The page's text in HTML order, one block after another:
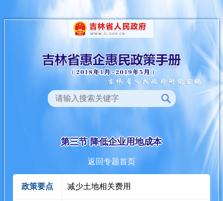
第三节 降低企业用地成本
返回专题首页
政策要点 减少土地相关费用